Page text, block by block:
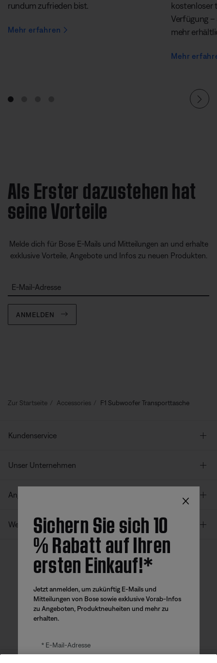
rundum zufrieden bist.
Mehr erfahren
kostenloser
Verfügung
mehr
Mehr
Als Erster dazustehen hat
seine Vorteile
Melde dich für Bose E-Mails und Mitteilungen an und erhalte
exklusive Vorteile, Angebote und Infos zu neuen Produkten.
E-Mail-Adresse
ANMELDEN
Zur Startseite Accessories F1 Subwoofer Transporttasche
Kundenservice
Unser Unternehmen
Angebote
Weitere Links
Bose App
Bose Connect
Bose QCE
×
Sichern Sie sich 10
% Rabatt auf Ihren
ersten Einkauf!*
Jetzt anmelden, um zukünftig E-Mails und
Mitteilungen von Bose sowie exklusive Vorab-Infos
zu Angeboten, Produktneuheiten und mehr zu
erhalten.
E-Mail-Adresse